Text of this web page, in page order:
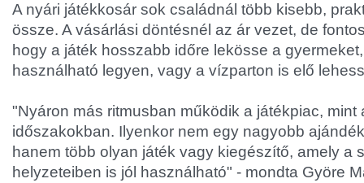
A nyári játékkosár sok családnál több kisebb,
össze. A vásárlási döntésnél az ár vezet, de
hogy a játék hosszabb időre lekösse a
használható legyen, vagy a vízparton is elő
"Nyáron más ritmusban működik a játékpiac, mint
időszakokban. Ilyenkor nem egy nagyobb
hanem több olyan játék vagy kiegészítő, amely a
helyzeteiben is jól használható" - mondta Györe